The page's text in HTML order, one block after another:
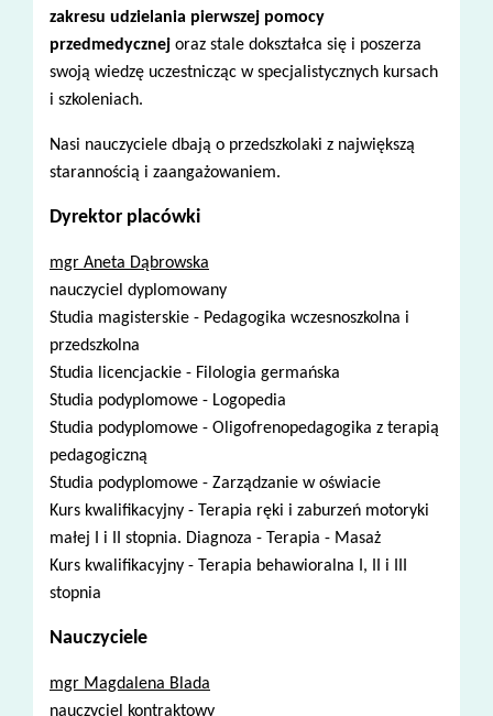
zakresu udzielania pierwszej pomocy
przedmedycznej oraz stale dokształca się i poszerza
swoją wiedzę uczestnicząc w specjalistycznych kursach
i szkoleniach.
Nasi nauczyciele dbają o przedszkolaki z największą
starannością i zaangażowaniem.
Dyrektor placówki
mgr Aneta Dąbrowska
nauczyciel dyplomowany
Studia magisterskie - Pedagogika wczesnoszkolna i
przedszkolna
Studia licencjackie - Filologia germańska
Studia podyplomowe - Logopedia
Studia podyplomowe - Oligofrenopedagogika z terapią
pedagogiczną
Studia podyplomowe - Zarządzanie w oświacie
Kurs kwalifikacyjny - Terapia ręki i zaburzeń motoryki
małej I i II stopnia. Diagnoza - Terapia - Masaż
Kurs kwalifikacyjny - Terapia behawioralna I, II i III
stopnia
Nauczyciele
mgr Magdalena Blada
nauczyciel kontraktowy